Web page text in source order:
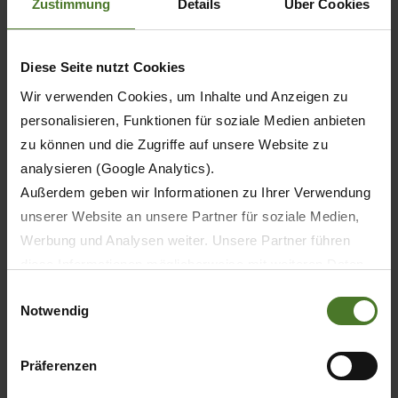
Zustimmung Details Über Cookies
Diese Seite nutzt Cookies
Wir verwenden Cookies, um Inhalte und Anzeigen zu
personalisieren, Funktionen für soziale Medien anbieten
zu können und die Zugriffe auf unsere Website zu
analysieren (Google Analytics).
Außerdem geben wir Informationen zu Ihrer Verwendung
unserer Website an unsere Partner für soziale Medien,
Werbung und Analysen weiter. Unsere Partner führen
sie im Rahmen Ihrer Nutzung der Dienste gesammelt
Wir setzen im Rahmen des Trackings auch Dienstleister
in Drittländern außerhalb der EU mit abweichenden
Notwendig
Präferenzen
mechanische Stärke
durchstoßfest
Problemloses Vorstrecken der Folie auf bis zu
70 % garantiert, dadurch mehr Ballen pro
Rolle
Sehr gute Klebekraft bei allen Temperaturen
Hohe UV-Stabilität, kein Durchscheinen bei
direkter Sonneneinstrahlung
Mindestens ein Jahr vor allen
Höchste Einsatzsicherheit und einwandfreies
Kombinationen entwickelt und optimal auf